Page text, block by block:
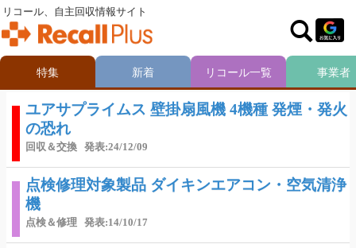
ユアサプライムス 壁掛扇風機 4機種 発煙・発火
の恐れ
回収＆交換 発表:24/12/09
点検修理対象製品 ダイキンエアコン・空気清浄
機
点検＆修理 発表:14/10/17
リコール、自主回収情報サイト
特集 新着 リコール一覧 事業者